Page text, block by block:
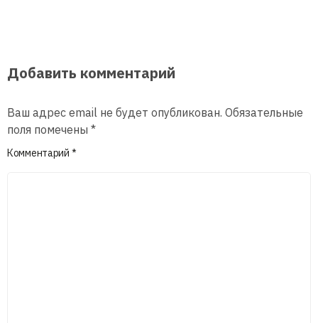
Добавить комментарий
Ваш адрес email не будет опубликован. Обязательные
поля помечены *
Комментарий *